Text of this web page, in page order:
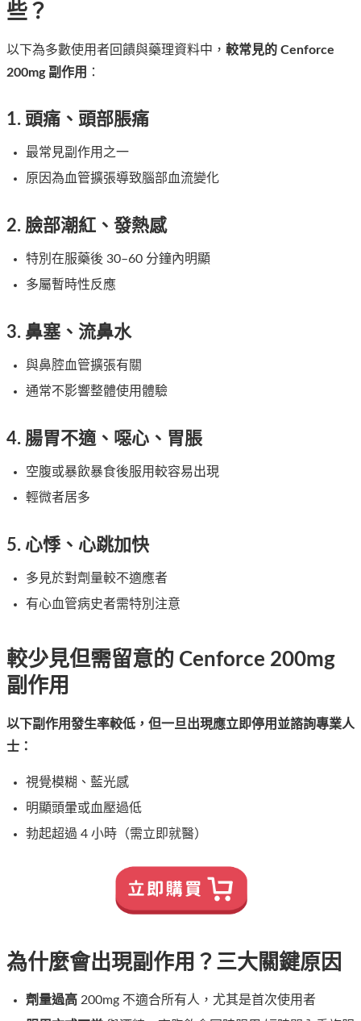
些？
以下為多數使用者回饋與藥理資料中， 較常見的 Cenforce
200mg 副作用
：
1. 頭痛、頭部脹痛
最常見副作用之一
原因為血管擴張導致腦部血流變化
2. 臉部潮紅、發熱感
特別在服藥後 30–60 分鐘內明顯
多屬暫時性反應
3. 鼻塞、流鼻水
與鼻腔血管擴張有關
通常不影響整體使用體驗
4. 腸胃不適、噁心、胃脹
空腹或暴飲暴食後服用較容易出現
輕微者居多
5. 心悸、心跳加快
多見於對劑量較不適應者
有心血管病史者需特別注意
較少見但需留意的 Cenforce 200mg
副作用
以下副作用發生率較低，但一旦出現應立即停用並諮詢專業人
士：
視覺模糊、藍光感
明顯頭暈或血壓過低
勃起超過 4 小時（需立即就醫）
為什麼會出現副作用？三大關鍵原因
劑量過高 200mg 不適合所有人，尤其是首次使用者